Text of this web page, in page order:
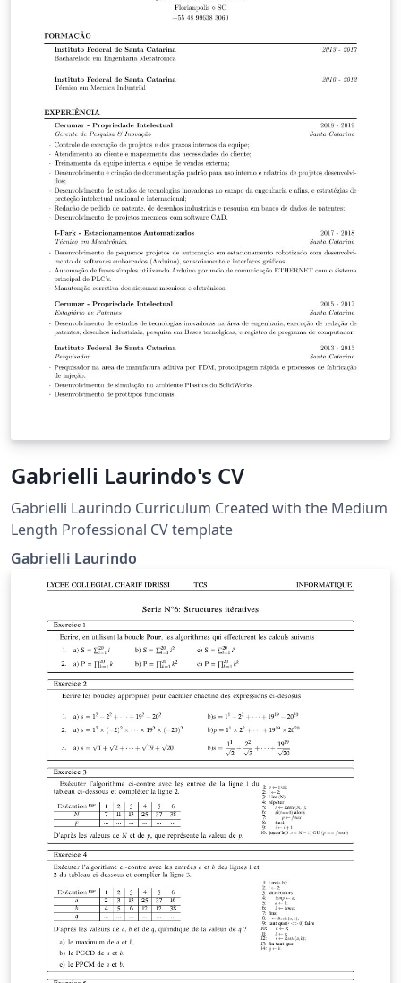
Gabrielli Laurindo's CV
Gabrielli Laurindo Curriculum Created with the Medium
Length Professional CV template
Gabrielli Laurindo